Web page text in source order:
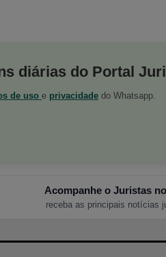
diárias do Portal
de uso e privacidade do Whatsapp.
Acompanhe o Juristas
receba as principais notícias